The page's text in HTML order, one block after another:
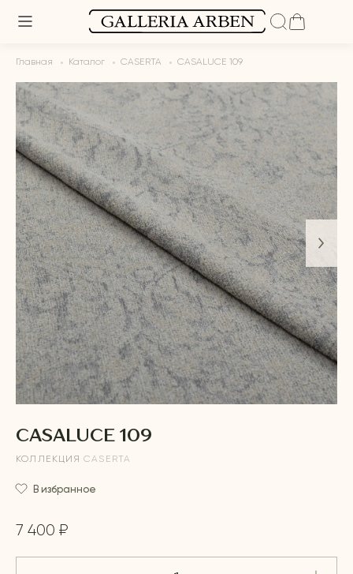
Главная Каталог CASERTA CASALUCE 109
CASALUCE 109
КОЛЛЕКЦИЯ CASERTA
В избранное
7 400 ₽